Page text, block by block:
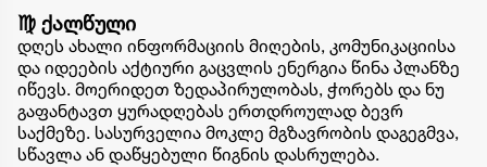
♍ ქალწული
დღეს ახალი ინფორმაციის მიღების, კომუნიკაციისა
და იდეების აქტიური გაცვლის ენერგია წინა პლანზე
იწევს. მოერიდეთ ზედაპირულობას, ჭორებს და ნუ
გაფანტავთ ყურადღებას ერთდროულად ბევრ
საქმეზე. სასურველია მოკლე მგზავრობის დაგეგმვა,
სწავლა ან დაწყებული წიგნის დასრულება.